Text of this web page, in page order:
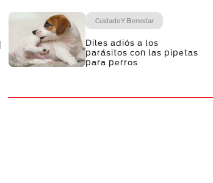
Cuidado Y Bienestar
Diles adiós a los
parásitos con las pipetas
para perros